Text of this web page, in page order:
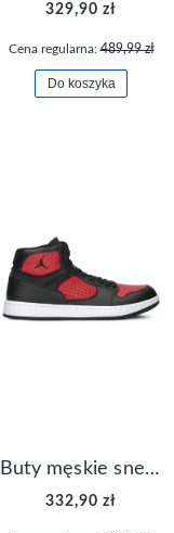
329,90 zł
Cena regularna:489,99 zł
Do koszyka
Buty męskie sneakersy Jordan Access AR3762-006
332,90 zł